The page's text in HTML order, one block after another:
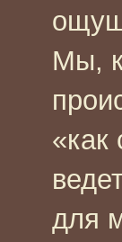
Мы,
«как
для